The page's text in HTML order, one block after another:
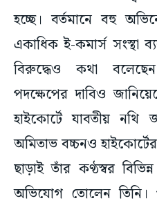
হচ্ছে। বর্তমানে বহু
একাধিক ই-কমার্স সংস্থা
বিরুদ্ধেও কথা
পদক্ষেপের দাবিও
হাইকোর্টে যাবতীয়
অমিতাভ বচ্চনও
ছাড়াই তাঁর কণ্ঠস্বর
অভিযোগ তোলেন তিনি।